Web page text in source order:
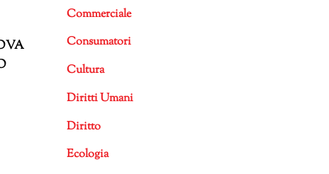
Commerciale
Consumatori
Cultura
Diritti Umani
Diritto
Ecologia